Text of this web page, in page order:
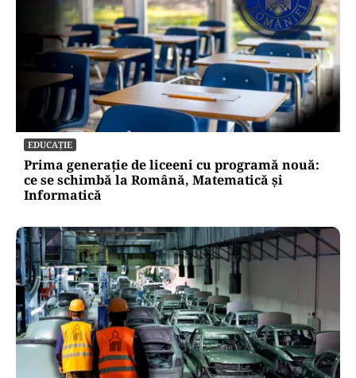
EDUCAȚIE
Prima generație de liceeni cu programă nouă:
ce se schimbă la Română, Matematică și
Informatică